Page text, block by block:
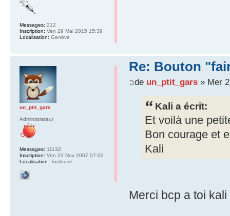
Messages: 212
Inscription: Ven 29 Mai 2015 15:39
Localisation: Genève
Re: Bouton
de un_ptit_gars» Mer 2
Kali a écrit:
Et voilà une
Bon courage et
Kali
Merci bcp a toi
un_ptit_gars
Administrateur
Messages: 11132
Inscription: Ven 23 Nov 2007 07:00
Localisation: Toulouse